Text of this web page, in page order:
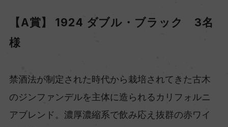
【A賞】 1924 ダブル・ブラック 3名
様
禁酒法が制定された時代から栽培されてきた古木
のジンファンデルを主体に造られるカリフォルニ
アブレンド。濃厚濃縮系で飲み応え抜群の赤ワイ